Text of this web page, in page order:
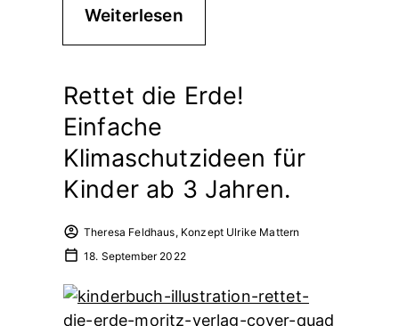
Weiterlesen
Rettet die Erde!
Einfache
Klimaschutzideen für
Kinder ab 3 Jahren.
Theresa Feldhaus, Konzept Ulrike Mattern
18. September 2022